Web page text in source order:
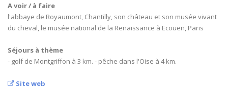
A voir / à faire
l'abbaye de Royaumont, Chantilly, son château et son musée vivant
du cheval, le musée national de la Renaissance à Ecouen, Paris
Séjours à thème
- golf de Montgriffon à 3 km. - pêche dans l'Oise à 4 km.
Site web